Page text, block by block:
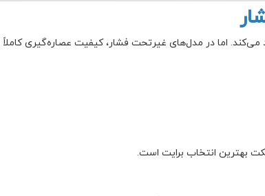
اما در مدل‌های غیرتحت فشار، کیفیت عصاره‌گیری کاملاً
بهترین انتخاب برایت است.